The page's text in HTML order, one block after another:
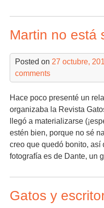
Martin no está
Posted on 27 octubre,
comments
Hace poco presenté un
organizaba la Revista
llegó a materializarse
estén bien, porque no sé
creo que quedó bonito, así
fotografía es de Dante, un
Gatos y